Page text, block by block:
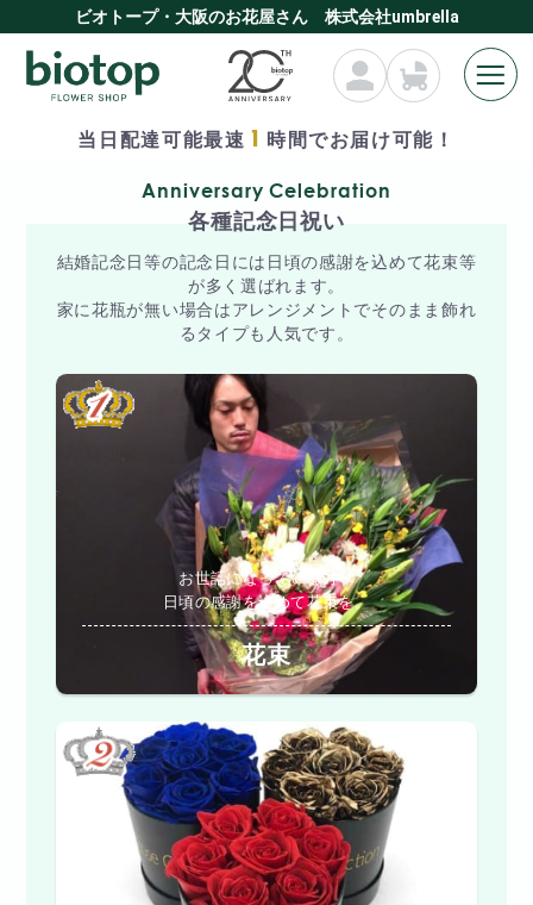
ビオトープ・大阪のお花屋さん 株式会社umbrella
当日配達可能最速 1 時間でお届け可能！
Anniversary Celebration
各種記念日祝い
結婚記念日等の記念日には日頃の感謝を込めて花束等
が多く選ばれます。
家に花瓶が無い場合はアレンジメントでそのまま飾れ
るタイプも人気です。
お世話になっている方へ
日頃の感謝を込めて花束を。
花束